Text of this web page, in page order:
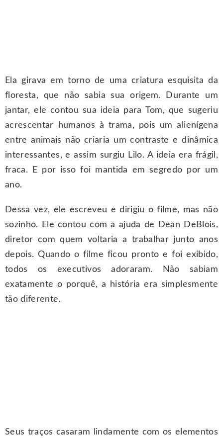
Ela girava em torno de uma criatura esquisita da
floresta, que não sabia sua origem. Durante um
jantar, ele contou sua ideia para Tom, que sugeriu
acrescentar humanos à trama, pois um alienígena
entre animais não criaria um contraste e dinâmica
interessantes, e assim surgiu Lilo. A ideia era frágil,
fraca. E por isso foi mantida em segredo por um
ano.
Dessa vez, ele escreveu e dirigiu o filme, mas não
sozinho. Ele contou com a ajuda de Dean DeBlois,
diretor com quem voltaria a trabalhar junto anos
depois. Quando o filme ficou pronto e foi exibido,
todos os executivos adoraram. Não sabiam
exatamente o porquê, a história era simplesmente
tão diferente.
Seus traços casaram lindamente com os elementos